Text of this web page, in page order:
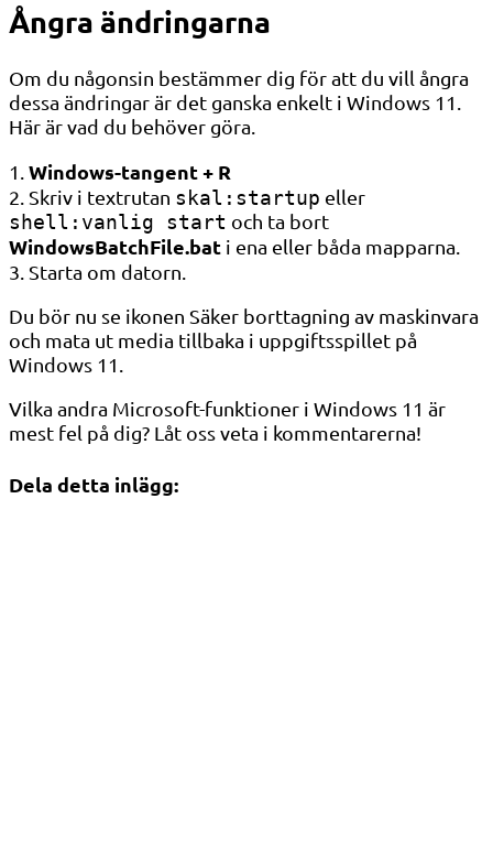
Ångra ändringarna
Om du någonsin bestämmer dig för att du vill ångra
dessa ändringar är det ganska enkelt i Windows 11.
Här är vad du behöver göra.
1. Windows-tangent + R
2. Skriv i textrutan skal:startup eller
shell:vanlig start och ta bort
WindowsBatchFile.bat i ena eller båda mapparna.
3. Starta om datorn.
Du bör nu se ikonen Säker borttagning av maskinvara
och mata ut media tillbaka i uppgiftsspillet på
Windows 11.
Vilka andra Microsoft-funktioner i Windows 11 är
mest fel på dig? Låt oss veta i kommentarerna!
Dela detta inlägg: